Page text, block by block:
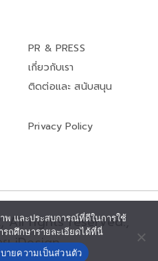
PR & PRESS
เกี่ยวกับเรา
ติดต่อและ สนับสนุน
Privacy Policy
All rights reserved.,
ย iDesign
พ และประสบการณ์ที่ดีในการใช้
ถศึกษารายละเอียดได้ที่นี่
ายความเป็นส่วนตัว